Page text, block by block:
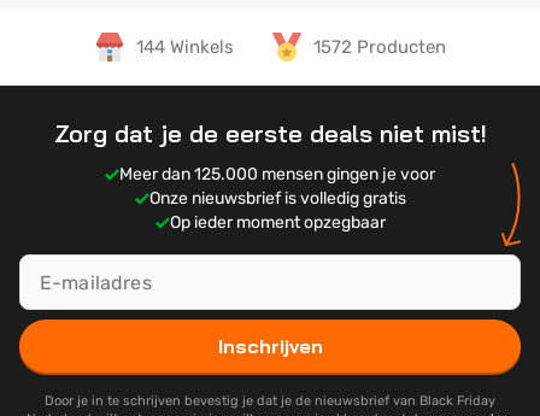
144 Winkels 1572 Producten
Zorg dat je de eerste deals niet mist!
Meer dan 125.000 mensen gingen je voor
Onze nieuwsbrief is volledig gratis
Op ieder moment opzegbaar
Inschrijven
Door je in te schrijven bevestig je dat je de nieuwsbrief van Black Friday